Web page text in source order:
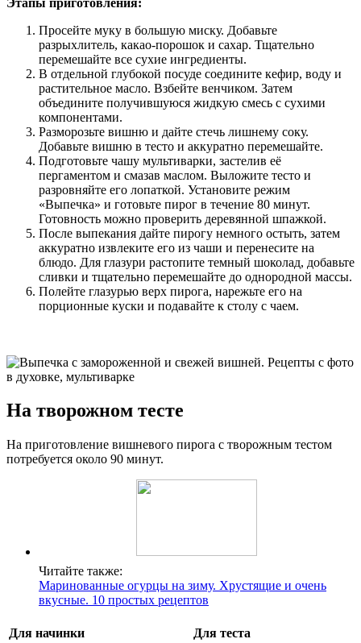
Просейте муку в большую миску. Добавьте
разрыхлитель, какао-порошок и сахар. Тщательно
перемешайте все сухие ингредиенты.
В отдельной глубокой посуде соедините кефир, воду и
растительное масло. Взбейте венчиком. Затем
объедините получившуюся жидкую смесь с сухими
компонентами.
Разморозьте вишню и дайте стечь лишнему соку.
Добавьте вишню в тесто и аккуратно перемешайте.
Подготовьте чашу мультиварки, застелив её
пергаментом и смазав маслом. Выложите тесто и
разровняйте его лопаткой. Установите режим
«Выпечка» и готовьте пирог в течение 80 минут.
Готовность можно проверить деревянной шпажкой.
После выпекания дайте пирогу немного остыть, затем
аккуратно извлеките его из чаши и перенесите на
блюдо. Для глазури растопите темный шоколад, добавьте
сливки и тщательно перемешайте до однородной массы.
Полейте глазурью верх пирога, нарежьте его на
порционные куски и подавайте к столу с чаем.
На творожном тесте
На приготовление вишневого пирога с творожным тестом
потребуется около 90 минут.
Читайте также:
Маринованные огурцы на зиму. Хрустящие и очень
вкусные. 10 простых рецептов
Для начинки
Для теста